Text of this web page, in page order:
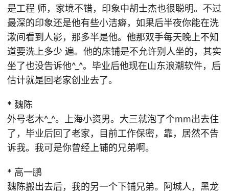
是工程 师，家境不错，印象中胡士杰也很聪明。不过
最深的印象还是他有些小洁癖，如果后半夜你能在洗
漱间看到人影，那多半是他。他那双手每天晚上不知
道要洗上多少 遍。他的床铺是不允许别人坐的，其实
坐了也没告诉他^_^。毕业后他现在山东浪潮软件，后
估计就是回老家创业去了。
* 魏陈
外号老木^_^。上海小资男。大三就泡了个mm出去住
了，毕业后回了老家，目前工作保密，靠，居然不告
诉我。我可是你曾经上铺的兄弟啊。
* 高一鹏
魏陈搬出去后，我的另一个下铺兄弟。阿城人，黑龙